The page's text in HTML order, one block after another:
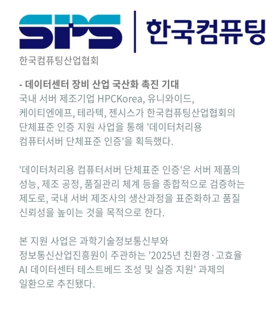
한국컴퓨팅산업협회
- 데이터센터 장비 산업 국산화 촉진 기대
국내 서버 제조기업 HPCKorea, 유니와이드,
케이티엔에프, 테라텍, 젠시스가 한국컴퓨팅산업협회의
단체표준 인증 지원 사업을 통해 '데이터처리용
컴퓨터서버 단체표준 인증'을 획득했다.
'데이터처리용 컴퓨터서버 단체표준 인증'은 서버 제품의
성능, 제조 공정, 품질관리 체계 등을 종합적으로 검증하는
제도로, 국내 서버 제조사의 생산과정을 표준화하고 품질
신뢰성을 높이는 것을 목적으로 한다.
본 지원 사업은 과학기술정보통신부와
정보통신산업진흥원이 주관하는 '2025년 친환경·고효율
AI 데이터센터 테스트베드 조성 및 실증 지원' 과제의
일환으로 추진됐다.